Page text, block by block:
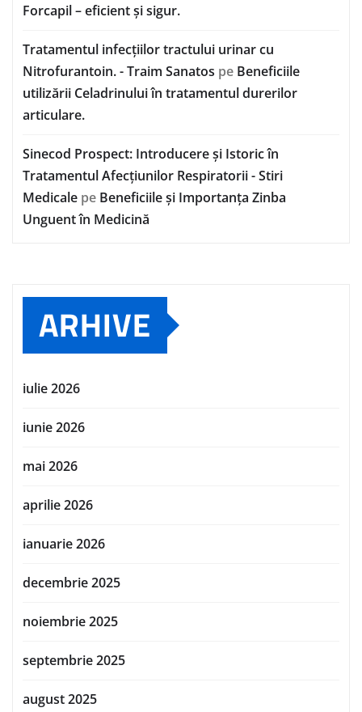
Forcapil – eficient și sigur.
Tratamentul infecțiilor tractului urinar cu
Nitrofurantoin. - Traim Sanatos pe Beneficiile
utilizării Celadrinului în tratamentul durerilor
articulare.
Sinecod Prospect: Introducere și Istoric în
Tratamentul Afecțiunilor Respiratorii - Stiri
Medicale pe Beneficiile și Importanța Zinba
Unguent în Medicină
ARHIVE
iulie 2026
iunie 2026
mai 2026
aprilie 2026
ianuarie 2026
decembrie 2025
noiembrie 2025
septembrie 2025
august 2025